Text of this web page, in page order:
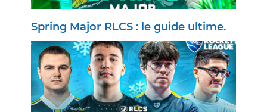
Spring Major RLCS : le guide ultime.